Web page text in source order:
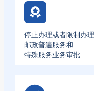
停止办理或者限制办理
邮政普遍服务和
特殊服务业务审批